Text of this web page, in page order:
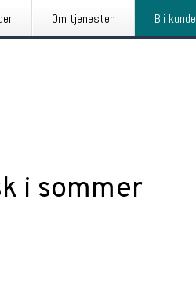
Om tjenesten Bli kunde
i sommer